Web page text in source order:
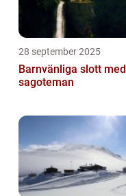
28 september 2025
Barnvänliga slott med
sagoteman